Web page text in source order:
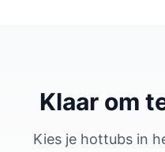
Klaar om
Kies je hottubs in